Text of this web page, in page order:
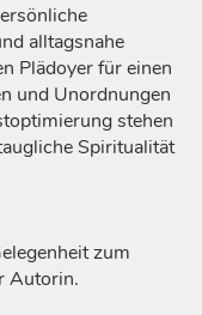
alltagsnahe
Plädoyer für einen
und Unordnungen
stehen
Spiritualität
zum
Autorin.